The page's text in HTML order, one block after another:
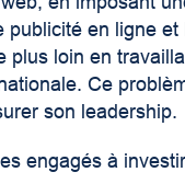
en ligne
plus loin en
Ce
son leadership.
engagés à